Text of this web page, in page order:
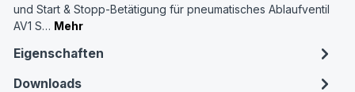
und Start & Stopp-Betätigung für pneumatisches Ablaufventil
AV1 S… Mehr
Eigenschaften
Downloads